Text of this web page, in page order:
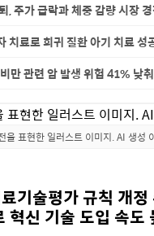
, 주가 급락과 체중 감량 시장
치료로 희귀 질환 아기 치료 성
만 관련 암 발생 위험 41% 낮춰
을 표현한 일러스트 이미지. AI 생성
기술평가 규칙 개
혁신 기술 도입 속도